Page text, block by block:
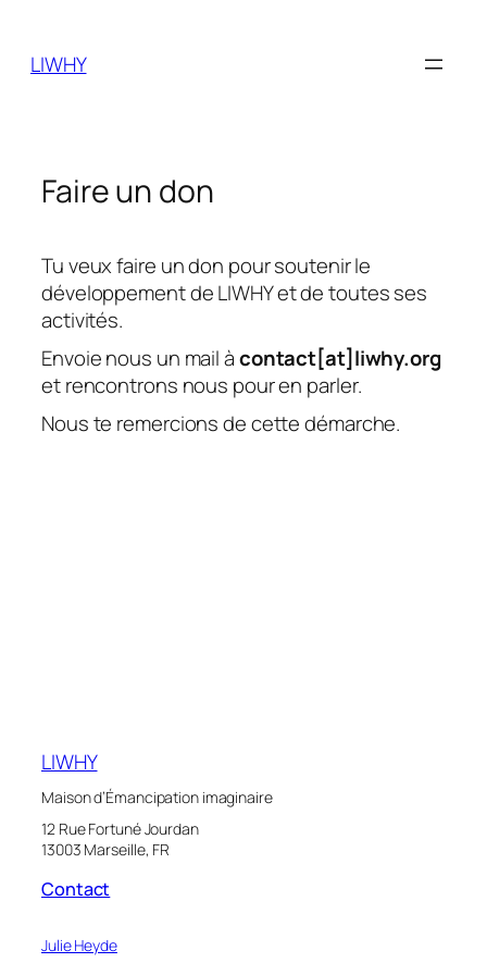
content
LIWHY
Faire un don
Tu veux faire un don pour soutenir le
développement de LIWHY et de toutes ses
activités.
Envoie nous un mail àcontact[at]liwhy.org
et rencontrons nous pour en parler.
Nous te remercions de cette démarche.
LIWHY
Maison d’Émancipation imaginaire
12 Rue Fortuné Jourdan
13003 Marseille, FR
Contact
Julie Heyde